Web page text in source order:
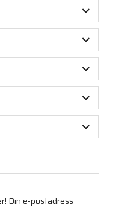
Din e-postadress